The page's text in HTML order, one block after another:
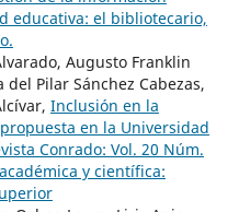
educativa: el bibliotecario,
Augusto Franklin
Pilar Sánchez Cabezas,
Inclusión en la
en la Universidad
Conrado: Vol. 20 Núm.
y científica: